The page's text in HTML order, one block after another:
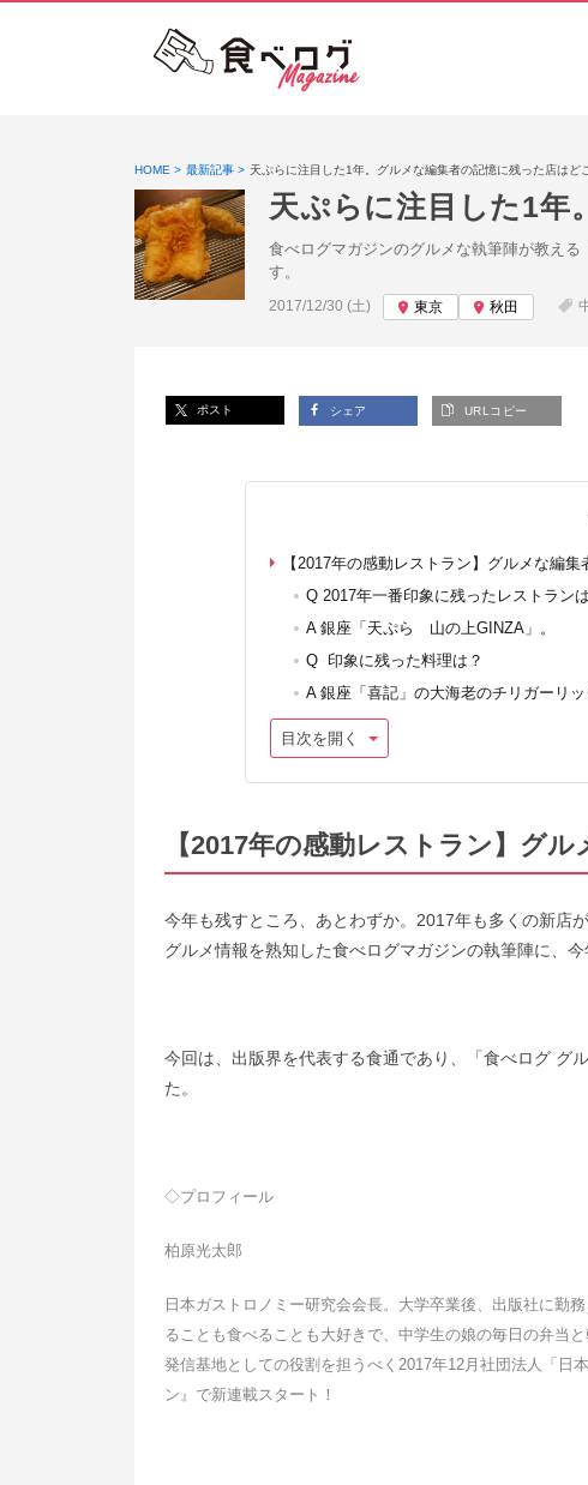
HOME 最新記事 天ぷらに注目した1年。グルメな編集者の記憶に残った店はど
天ぷらに注目した1年
食べログマガジンのグルメな執筆陣が教え
す。
投稿日:
2017/12/30 (土) 東京 秋田
ポスト シェア URLコピー
【2017年の感動レストラン】グルメな編
Q 2017年一番印象に残ったレストラン
A 銀座「天ぷら 山の上GINZA」。
Q 印象に残った料理は？
A 銀座「喜記」の大海老のチリガーリッ
目次を開く
【2017年の感動レストラン】グ
今年も残すところ、あとわずか。2017年も多くの新店
グルメ情報を熟知した食べログマガジンの執筆陣に、
今回は、出版界を代表する食通であり、「食べログ グ
た。
◇プロフィール
柏原光太郎
日本ガストロノミー研究会会長。大学卒業後、出版社に勤
ることも食べることも大好きで、中学生の娘の毎日の弁当
発信基地としての役割を担うべく2017年12月社団法人「日
ン』で新連載スタート！